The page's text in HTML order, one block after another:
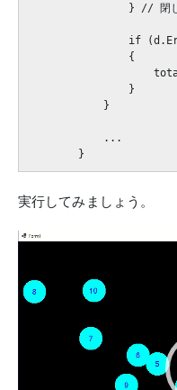
} // 閉
if
                {
                }
            }
            ...
実行してみましょう。
動
プ
レ